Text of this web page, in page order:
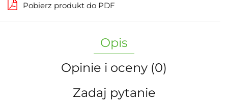
Pobierz produkt do PDF
Opis
Opinie i oceny (0)
Zadaj pytanie